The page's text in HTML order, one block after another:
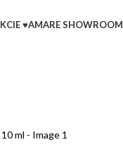
♥AMARE SHOWROOM